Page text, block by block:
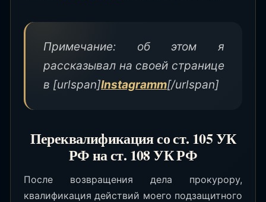
Примечание: об этом я
рассказывал на своей странице
в [urlspan]Instagramm[/urlspan]
Переквалификация со ст. 105 УК
РФ на ст. 108 УК РФ
После возвращения дела прокурору,
квалификация действий моего подзащитного